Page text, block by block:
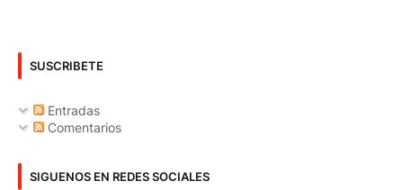
SUSCRIBETE
Entradas
Comentarios
SIGUENOS EN REDES SOCIALES